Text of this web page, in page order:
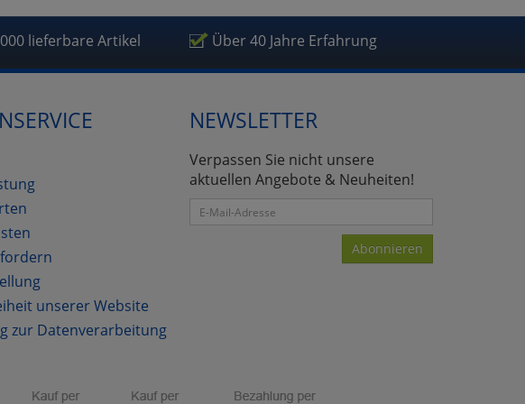
lieferbare Artikel Über 40 Jahre Erfahrung
unserer Website
zur Datenverarbeitung
NEWSLETTER
Verpassen Sie nicht unsere
aktuellen Angebote & Neuheiten!
Abonnieren
Zustimmung Datenverarbeitung (Seitenende)